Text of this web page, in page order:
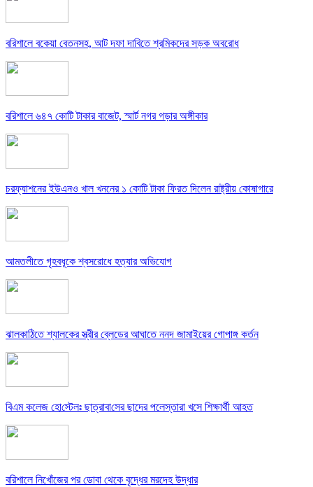
বরিশালে বকেয়া বেতনসহ, আট দফা দাবিতে শ্রমিকদের সড়ক অবরোধ
বরিশালে ৬৪৭ কোটি টাকার বাজেট, স্মার্ট নগর গড়ার অঙ্গীকার
চরফ্যাশনের ইউএনও খাল খননের ১ কোটি টাকা ফিরত দিলেন রাষ্ট্রীয় কোষাগারে
আমতলীতে গৃহবধূকে শ্বসরোধে হত্যার অভিযোগ
ঝালকাঠিতে শ্যালকের স্ত্রীর ব্লেডের আঘাতে ননদ জামাইয়ের গোপাঙ্গ কর্তন
বিএম কলে‌জ হো‌স্টেলঃ ছাত্রাবা‌সের ছাদের পলেস্তারা খসে শিক্ষার্থী আহত
বরিশালে নিখোঁজের পর ডোবা থেকে বৃদ্ধের মরদেহ উদ্ধার